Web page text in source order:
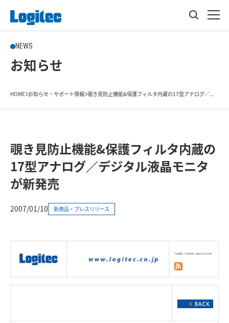
NEWS
お知らせ
HOME お知らせ・サポート情報 覗き見防止機能&保護フィルタ内蔵の17型アナログ／...
覗き見防止機能&保護フィルタ内蔵の
17型アナログ／デジタル液晶モニタ
が新発売
2007/01/10 新商品・プレスリリース